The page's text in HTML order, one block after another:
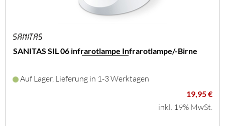
SANITAS SIL 06 infrarotlampe Infrarotlampe/-Birne
Auf Lager, Lieferung in 1-3 Werktagen
19,95 €
inkl. 19% MwSt.